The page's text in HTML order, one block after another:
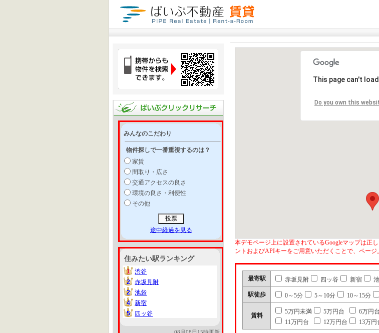
みんなのこだわり
物件探しで一番重視するのは？
家賃
間取り・広さ
交通アクセスの良さ
環境の良さ・利便性
その他
途中経過を見る
住みたい駅ランキング
1
1
渋谷
2
2
赤坂見附
2
2
池袋
4
4
新宿
5
5 四ッ谷
This page can't
Do you own this
本デモページ上に設置されているGoogleマップは正
ントおよびAPIキーをご用意いただくことで、ページ
最寄駅 赤坂見附 四ッ谷 新宿
駅徒歩 0～5分 5～10分 10～15分
賃料
5万円未満 5万円台 6万円台
11万円台
12万円台 13万円